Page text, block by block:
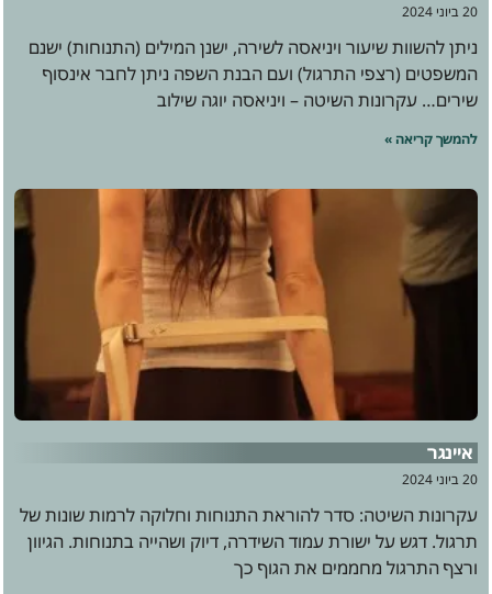
20 ביוני 2024
ניתן להשוות שיעור ויניאסה לשירה, ישנן המילים (התנוחות) ישנם
המשפטים (רצפי התרגול) ועם הבנת השפה ניתן לחבר אינסוף
שירים… עקרונות השיטה – ויניאסה יוגה שילוב
להמשך קריאה »
איינגר
20 ביוני 2024
עקרונות השיטה: סדר להוראת התנוחות וחלוקה לרמות שונות של
תרגול. דגש על ישורת עמוד השידרה, דיוק ושהייה בתנוחות. הגיוון
ורצף התרגול מחממים את הגוף כך